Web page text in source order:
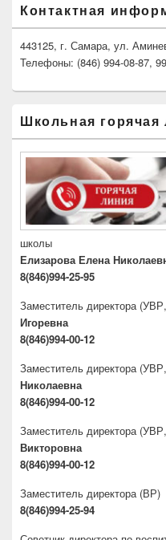
Контактная
443125, г. Самара, ул.
Телефоны: (846) 994-08-87,
Школьная горячая
школы
Елизарова Елена
8(846)994-25-95
Заместитель директора
Игоревна
8(846)994-00-12
Заместитель директора
Николаевна
8(846)994-00-12
Заместитель директора
Викторовна
8(846)994-00-12
Заместитель директора (ВР)
8(846)994-25-94